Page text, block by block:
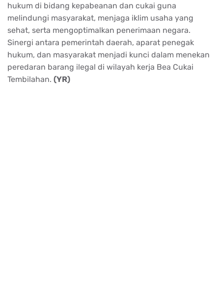
hukum di bidang kepabeanan dan cukai guna
melindungi masyarakat, menjaga iklim usaha yang
sehat, serta mengoptimalkan penerimaan negara.
Sinergi antara pemerintah daerah, aparat penegak
hukum, dan masyarakat menjadi kunci dalam menekan
peredaran barang ilegal di wilayah kerja Bea Cukai
Tembilahan. (YR)